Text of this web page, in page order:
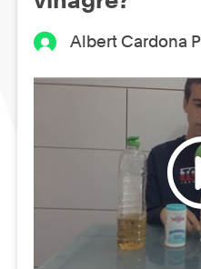
Albert Cardona